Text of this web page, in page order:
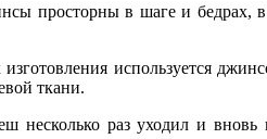
просторны в шаге и
используется
ткани.
раз уходил и вновь